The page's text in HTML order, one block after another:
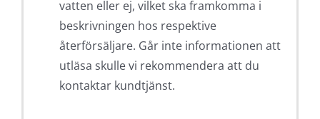
vatten eller ej, vilket ska framkomma i
beskrivningen hos respektive
återförsäljare. Går inte informationen att
utläsa skulle vi rekommendera att du
kontaktar kundtjänst.